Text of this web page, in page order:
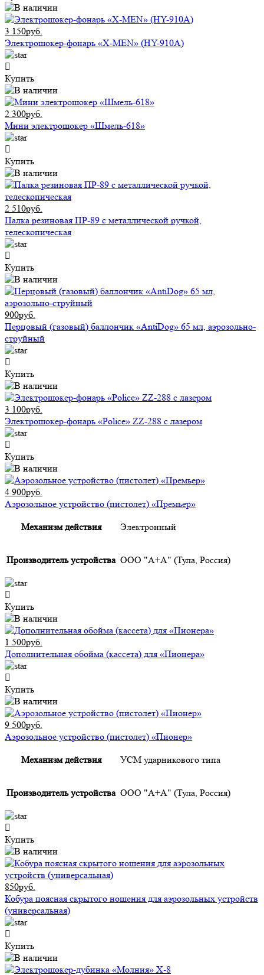
3 150руб.
Электрошокер-фонарь «X-MEN» (HY-910A)
Купить
2 300руб.
Мини электрошокер «Шмель-618»
Купить
2 510руб.
Палка резиновая ПР-89 с металлической ручкой,
телескопическая
Купить
900руб.
Перцовый (газовый) баллончик «AntiDog» 65 мл, аэрозольно-
струйный
Купить
3 100руб.
Электрошокер-фонарь «Police» ZZ-288 с лазером
Купить
4 900руб.
Аэрозольное устройство (пистолет) «Премьер»
Механизм действия Электронный
Производитель устройства ООО "А+А" (Тула, Россия)
Купить
1 500руб.
Дополнительная обойма (кассета) для «Пионера»
Купить
9 500руб.
Аэрозольное устройство (пистолет) «Пионер»
Механизм действия УСМ ударникового типа
Производитель устройства ООО "А+А" (Тула, Россия)
Купить
850руб.
Кобура поясная скрытого ношения для аэрозольных устройств
(универсальная)
Купить